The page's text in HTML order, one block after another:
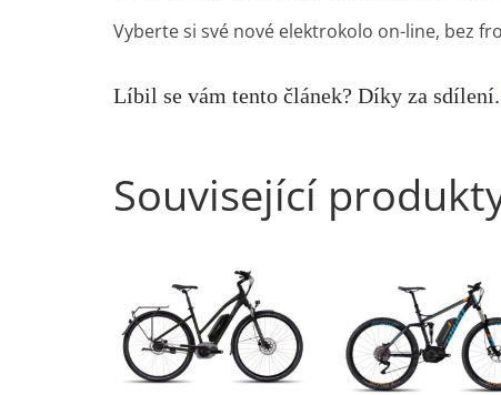
Vyberte si své nové elektrokolo on-line, bez
Líbil se vám tento článek? Díky za sdílení.
Související